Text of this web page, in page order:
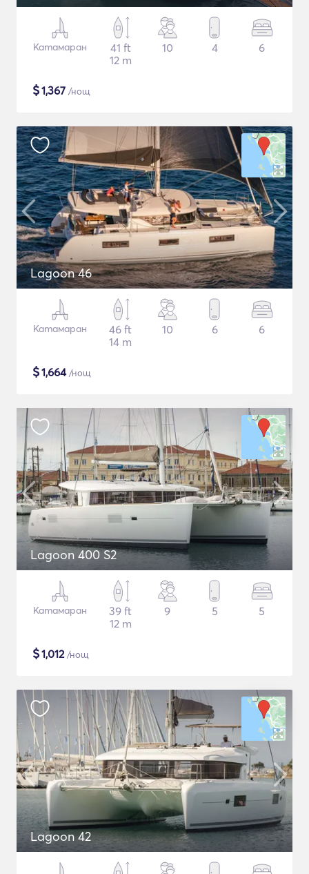
Катамаран
41 ft
12 m
10 4 6
$1,367 /нощ
Lagoon 46
Катамаран
46 ft
14 m
10 6 6
$1,664/нощ
Lagoon 400 S2
Катамаран
39 ft
12 m
9 5 5
$1,012/нощ
Lagoon 42